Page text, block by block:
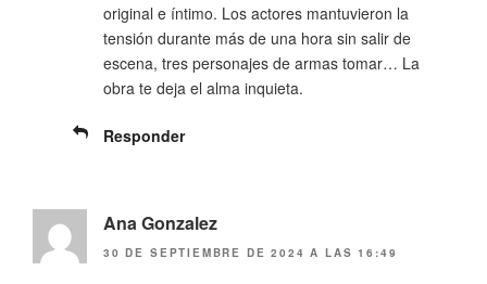
original e íntimo. Los actores mantuvieron la
tensión durante más de una hora sin salir de
escena, tres personajes de armas tomar… La
obra te deja el alma inquieta.
Responder
Ana Gonzalez
30 DE SEPTIEMBRE DE 2024 A LAS 16:49